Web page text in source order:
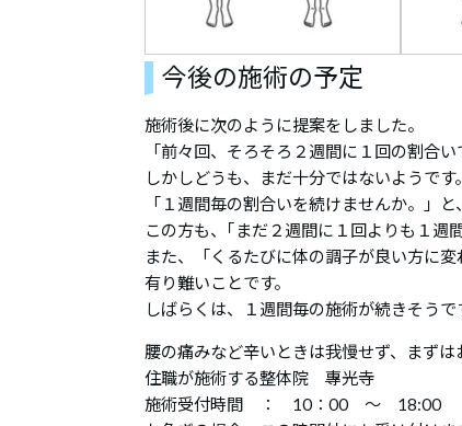
今後の施術の予定
施術後に次のように提案をしました。
「前々回、そろそろ２週間に１回の割合
しかしどうも、まだ十分ではないようです。
「１週間毎の割合いを続けませんか。」と
この方も、｢まだ２週間に１回よりも１週
また、「くるたびに体の調子が良い方に
有り難いことです。
しばらくは、１週間毎の施術が続きそうで
腰の痛みなど辛いときは我慢せず、まずは
住職が施術する整体院 專光寺
施術受付時間 ： 10：00 ～ 18:00